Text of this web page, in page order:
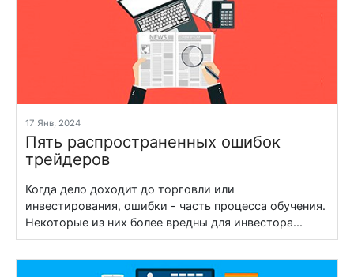
17 Янв, 2024
Пять распространенных ошибок
трейдеров
Когда дело доходит до торговли или
инвестирования, ошибки - часть процесса обучения.
Некоторые из них более вредны для инвестора...